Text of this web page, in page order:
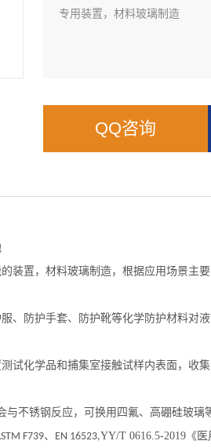
专用装置，材料玻璃制造
QQ咨询
装置， 材料玻璃制造，根据应用场景主要
、防护手套、防护靴等化学防护材料对
试化学品和‌捕集室‌接触试样内表面，收
与不锈钢反应，可换用四氟、高硼硅玻璃
F739、 EN 16523,YY/T 0616.5-2019《